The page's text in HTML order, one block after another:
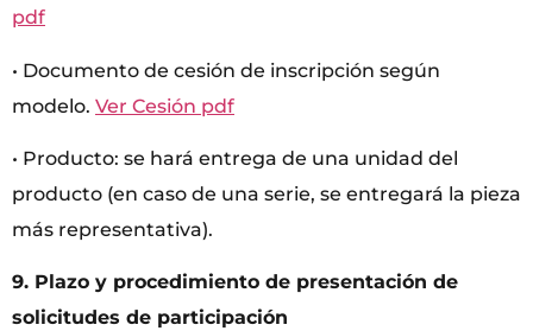
pdf
• Documento de cesión de inscripción según
modelo. Ver Cesión pdf
• Producto: se hará entrega de una unidad del
producto (en caso de una serie, se entregará la pieza
más representativa).
9. Plazo y procedimiento de presentación de
solicitudes de participación